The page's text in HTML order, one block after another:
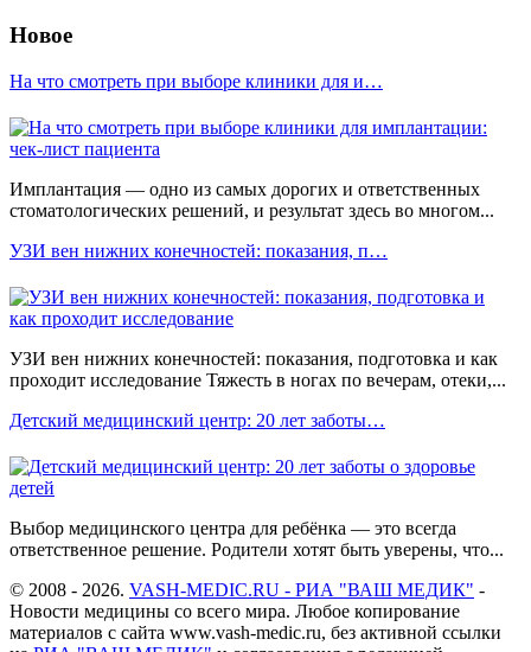
Новое
На что смотреть при выборе клиники для и…
Имплантация — одно из самых дорогих и ответственных
стоматологических решений, и результат здесь во многом...
УЗИ вен нижних конечностей: показания, п…
УЗИ вен нижних конечностей: показания, подготовка и как
проходит исследование Тяжесть в ногах по вечерам, отеки,...
Детский медицинский центр: 20 лет заботы…
Выбор медицинского центра для ребёнка — это всегда
ответственное решение. Родители хотят быть уверены, что...
© 2008 - 2026. VASH-MEDIC.RU - РИА "ВАШ МЕДИК" -
Новости медицины со всего мира. Любое копирование
материалов с сайта www.vash-medic.ru, без активной ссылки